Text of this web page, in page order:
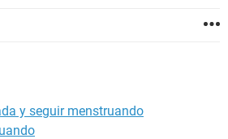
y seguir menstruando